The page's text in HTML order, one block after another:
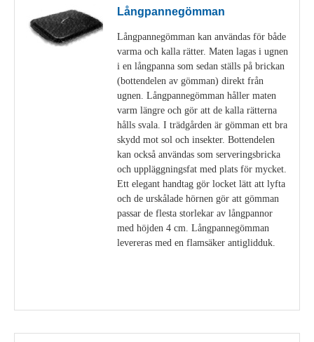
Långpannegömman
Långpannegömman kan användas för både
varma och kalla rätter. Maten lagas i ugnen
i en långpanna som sedan ställs på brickan
(bottendelen av gömman) direkt från
ugnen. Långpannegömman håller maten
varm längre och gör att de kalla rätterna
hålls svala. I trädgården är gömman ett bra
skydd mot sol och insekter. Bottendelen
kan också användas som serveringsbricka
och uppläggningsfat med plats för mycket.
Ett elegant handtag gör locket lätt att lyfta
och de urskålade hörnen gör att gömman
passar de flesta storlekar av långpannor
med höjden 4 cm. Långpannegömman
levereras med en flamsäker antiglidduk.